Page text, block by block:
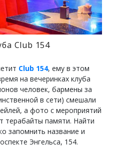
Club 154
Club 154, ему в этом
на вечеринках клуба
человек, бармены за
в сети) смешали
а фото с мероприятий
терабайты памяти. Найти
запомнить название и
Энгельса, 154.